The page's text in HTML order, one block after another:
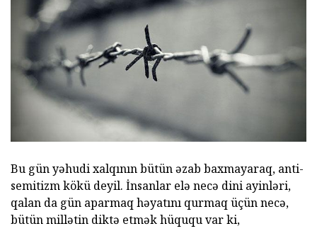
Bu gün yəhudi xalqının bütün əzab baxmayaraq, anti-
semitizm kökü deyil. İnsanlar elə necə dini ayinləri,
qalan da gün aparmaq həyatını qurmaq üçün necə,
bütün millətin diktə etmək hüququ var ki,